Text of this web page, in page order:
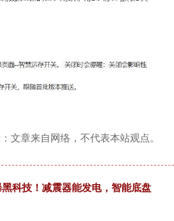
文章来自网络，不代表本站观点。
科技！减震器能发电，智能底盘